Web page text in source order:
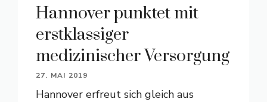
Hannover punktet mit
erstklassiger
medizinischer Versorgung
27. MAI 2019
Hannover erfreut sich gleich aus